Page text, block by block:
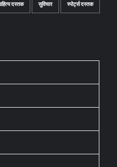
दस्तक सुविचार स्पोर्ट्स दस्तक